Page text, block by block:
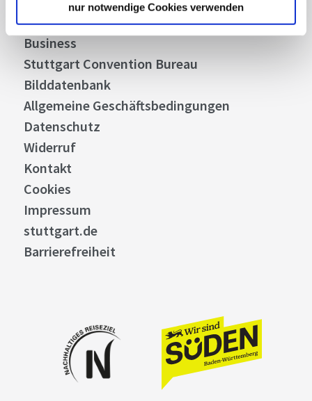
nur notwendige Cookies verwenden
Presse
Business
Stuttgart Convention Bureau
Bilddatenbank
Allgemeine Geschäftsbedingungen
Datenschutz
Widerruf
Kontakt
Cookies
Impressum
stuttgart.de
Barrierefreiheit